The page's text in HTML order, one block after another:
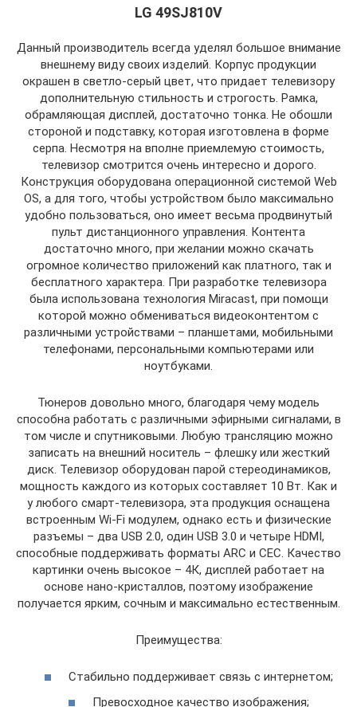
LG 49SJ810V
Данный производитель всегда уделял большое внимание
внешнему виду своих изделий. Корпус продукции
окрашен в светло-серый цвет, что придает телевизору
дополнительную стильность и строгость. Рамка,
обрамляющая дисплей, достаточно тонка. Не обошли
стороной и подставку, которая изготовлена в форме
серпа. Несмотря на вполне приемлемую стоимость,
телевизор смотрится очень интересно и дорого.
Конструкция оборудована операционной системой Web
OS, а для того, чтобы устройством было максимально
удобно пользоваться, оно имеет весьма продвинутый
пульт дистанционного управления. Контента
достаточно много, при желании можно скачать
огромное количество приложений как платного, так и
бесплатного характера. При разработке телевизора
была использована технология Miracast, при помощи
которой можно обмениваться видеоконтентом с
различными устройствами – планшетами, мобильными
телефонами, персональными компьютерами или
ноутбуками.
Тюнеров довольно много, благодаря чему модель
способна работать с различными эфирными сигналами, в
том числе и спутниковыми. Любую трансляцию можно
записать на внешний носитель – флешку или жесткий
диск. Телевизор оборудован парой стереодинамиков,
мощность каждого из которых составляет 10 Вт. Как и
у любого смарт-телевизора, эта продукция оснащена
встроенным Wi-Fi модулем, однако есть и физические
разъемы – два USB 2.0, один USB 3.0 и четыре HDMI,
способные поддерживать форматы ARC и СЕС. Качество
картинки очень высокое – 4К, дисплей работает на
основе нано-кристаллов, поэтому изображение
получается ярким, сочным и максимально естественным.
Преимущества:
Стабильно поддерживает связь с интернетом;
Превосходное качество изображения;